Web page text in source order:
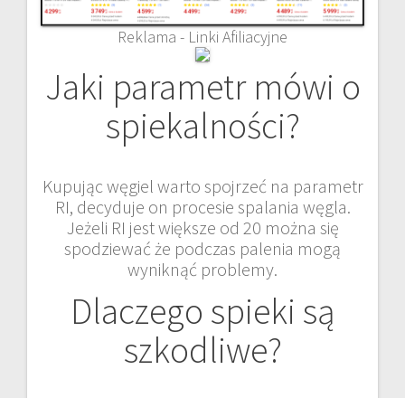
Reklama - Linki Afiliacyjne
Jaki parametr mówi o
spiekalności?
Kupując węgiel warto spojrzeć na parametr
RI, decyduje on procesie spalania węgla.
Jeżeli RI jest większe od 20 można się
spodziewać że podczas palenia mogą
wyniknąć problemy.
Dlaczego spieki są
szkodliwe?